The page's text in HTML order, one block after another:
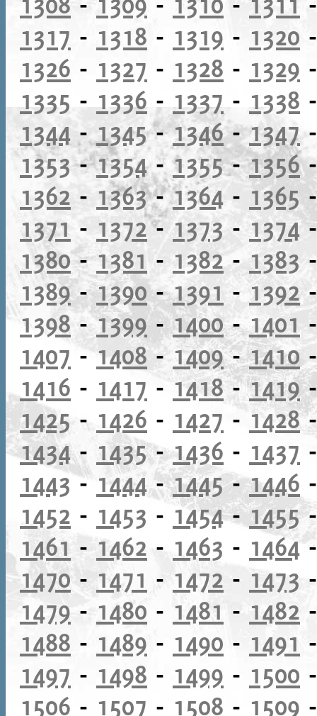
1317 - 1318 - 1319 - 1320
1326 - 1327 - 1328 - 1329
1335 - 1336 - 1337 - 1338
1344 - 1345-1346-1347
1353-1354- 1355-1356
1362 - 1363-1364 - 1365
1371 - 1372-1373 -1374
1380-1381 - 1382-1383
1389-1390-1391 -1392
1398 -1399-1400-1401
1407 -1408-1409-1410
1416 - 1417 -1418-1419
1425- 1426 - 1427 - 1428
1434- 1435-1436 - 1437
1443- 1444-1445-1446
1452 - 1453 - 1454-1455
1461 -1462 - 1463 - 1464
1470- 1471 - 1472 - 1473
1479 - 1480 - 1481 - 1482
1488 - 1489 - 1490 - 1491
1497 - 1498 - 1499 - 1500
1506 - 1507 - 1508 - 1509